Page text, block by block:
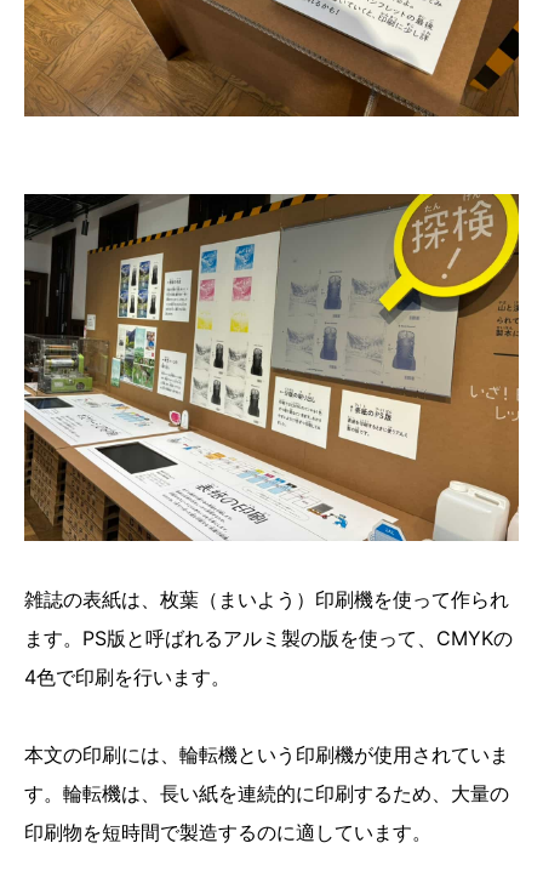
雑誌の表紙は、枚葉（まいよう）印刷機を使って作られ
ます。PS版と呼ばれるアルミ製の版を使って、CMYKの
4色で印刷を行います。
本文の印刷には、輪転機という印刷機が使用されていま
す。輪転機は、長い紙を連続的に印刷するため、大量の
印刷物を短時間で製造するのに適しています。